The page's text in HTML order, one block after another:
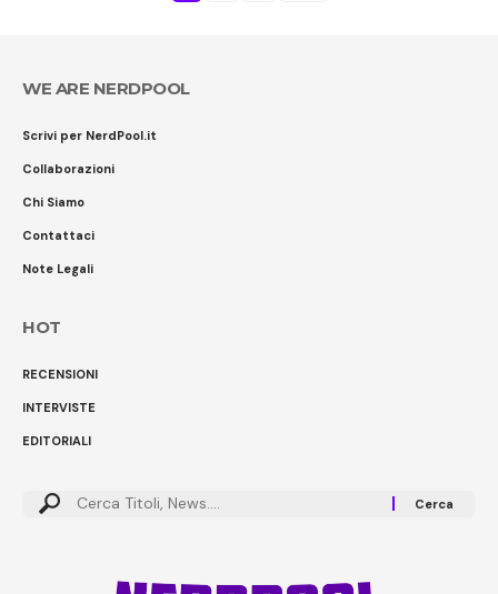
WE ARE NERDPOOL
Scrivi per NerdPool.it
Collaborazioni
Chi Siamo
Contattaci
Note Legali
HOT
RECENSIONI
INTERVISTE
EDITORIALI
Cerca: